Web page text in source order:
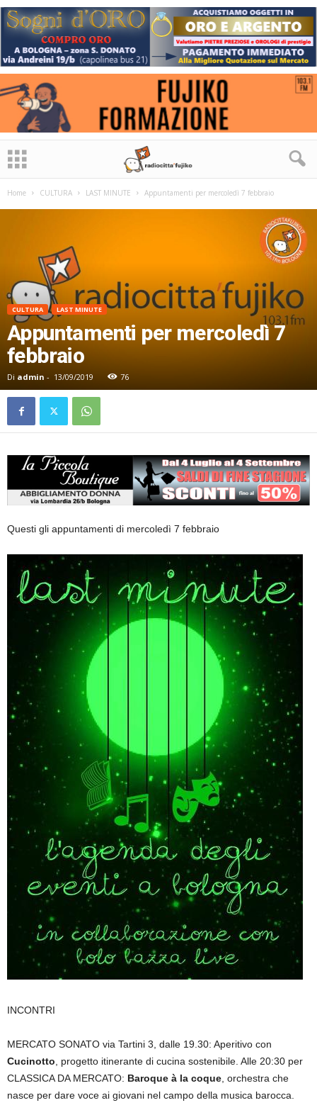
Home CULTURA LAST MINUTE Appuntamenti per mercoledì 7 febbraio
CULTURA LAST MINUTE
Appuntamenti per mercoledì 7
febbraio
Di admin - 13/09/2019 76
Questi gli appuntamenti di mercoledì 7 febbraio
INCONTRI
MERCATO SONATO via Tartini 3, dalle 19.30: Aperitivo con
Cucinotto , progetto itinerante di cucina sostenibile. Alle 20:30 per
CLASSICA DA MERCATO: Baroque à la coque , orchestra che
nasce per dare voce ai giovani nel campo della musica barocca.